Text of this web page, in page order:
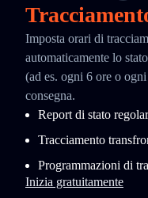
Imposta orari di
automaticamente lo
(ad es. ogni 6 ore o
consegna.
Report di stato
Tracciamento
Programmazioni di
Inizia gratuitamente